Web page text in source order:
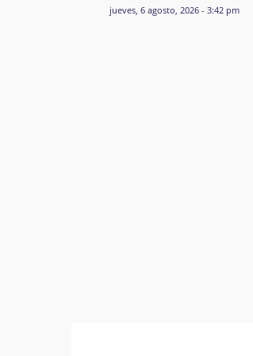
jueves, 6 agosto, 2026 - 3:42 pm